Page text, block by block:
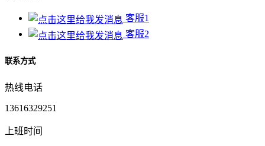
客服1
客服2
联系方式
热线电话
13616329251
上班时间